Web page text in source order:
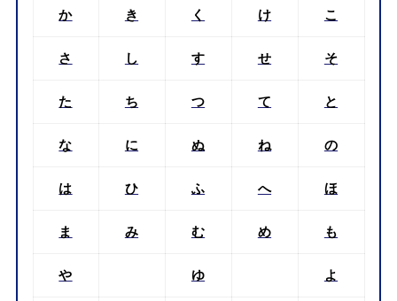
か き く け こ
さ し す せ そ
た ち つ て と
な に ぬ ね の
は ひ ふ へ ほ
ま み む め も
や ゆ よ